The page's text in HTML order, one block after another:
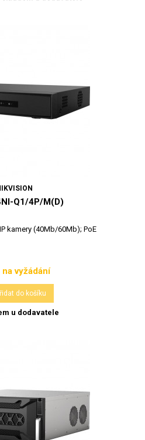
Q1/4P/M(D)
kamery (40Mb/60Mb); PoE
Cena
na vyžádání
do košíku
u dodavatele